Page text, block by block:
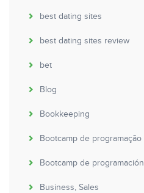
best dating sites
best dating sites review
bet
Blog
Bookkeeping
Bootcamp de programação
Bootcamp de programación
Business, Sales